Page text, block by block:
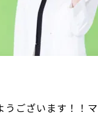
うございます！！